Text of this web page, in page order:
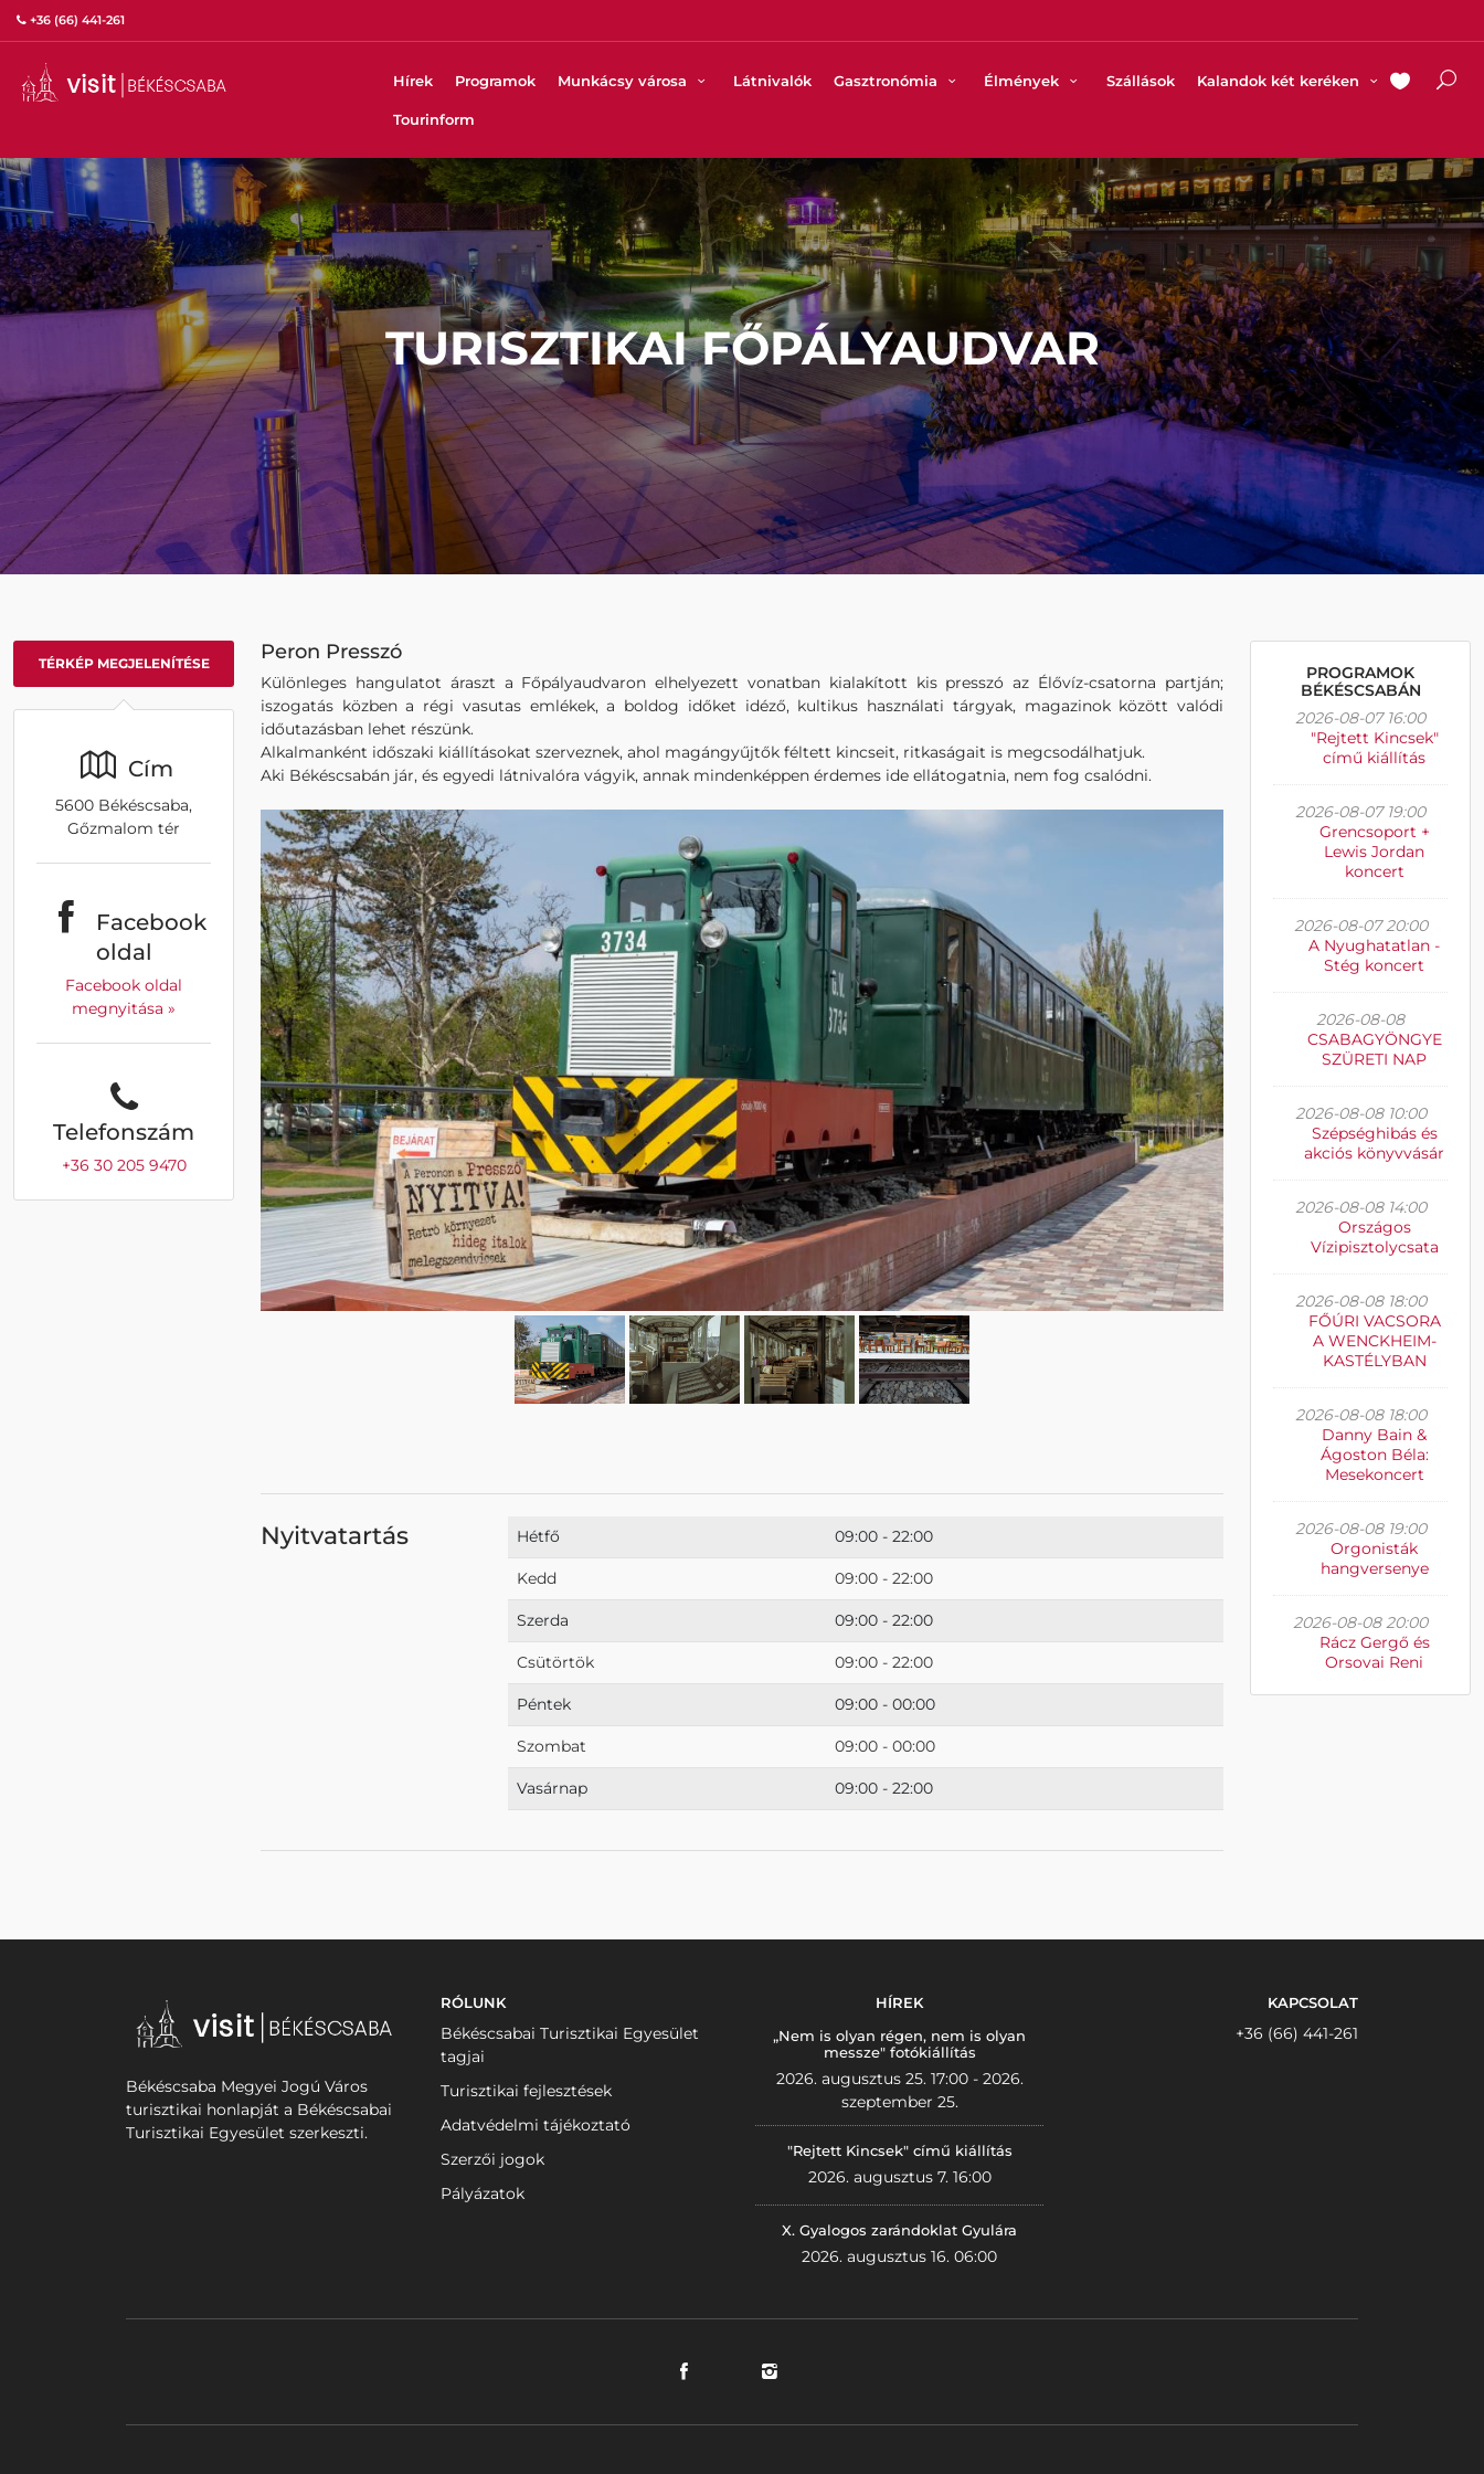
+36 (66) 441-261
Hírek Programok Munkácsy városa Látnivalók Gasztronómia Élmények Szállások Kalandok két keréken
Tourinform
TURISZTIKAI FŐPÁLYAUDVAR
TÉRKÉP MEGJELENÍTÉSE
Cím
5600 Békéscsaba,
Gőzmalom tér
Facebook
oldal
Facebook oldal
megnyitása »
Telefonszám
+36 30 205 9470
Peron Presszó
Különleges hangulatot áraszt a Főpályaudvaron elhelyezett vonatban kialakított kis presszó az Élővíz-csatorna partján;
iszogatás közben a régi vasutas emlékek, a boldog időket idéző, kultikus használati tárgyak, magazinok között valódi
időutazásban lehet részünk.
Alkalmanként időszaki kiállításokat szerveznek, ahol magángyűjtők féltett kincseit, ritkaságait is megcsodálhatjuk.
Aki Békéscsabán jár, és egyedi látnivalóra vágyik, annak mindenképpen érdemes ide ellátogatnia, nem fog csalódni.
Nyitvatartás Hétfő 09:00 - 22:00
Kedd 09:00 - 22:00
Szerda 09:00 - 22:00
Csütörtök 09:00 - 22:00
Péntek 09:00 - 00:00
Szombat 09:00 - 00:00
Vasárnap 09:00 - 22:00
PROGRAMOK
BÉKÉSCSABÁN
2026-08-07 16:00
"Rejtett Kincsek"
című kiállítás
2026-08-07 19:00
Grencsoport +
Lewis Jordan
koncert
2026-08-07 20:00
A Nyughatatlan -
Stég koncert
2026-08-08
CSABAGYÖNGYE
SZÜRETI NAP
2026-08-08 10:00
Szépséghibás és
akciós könyvvásár
2026-08-08 14:00
Országos
Vízipisztolycsata
2026-08-08 18:00
FŐÚRI VACSORA
A WENCKHEIM-
KASTÉLYBAN
2026-08-08 18:00
Danny Bain &
Ágoston Béla:
Mesekoncert
2026-08-08 19:00
Orgonisták
hangversenye
2026-08-08 20:00
Rácz Gergő és
Orsovai Reni
Békéscsaba Megyei Jogú Város
turisztikai honlapját a Békéscsabai
Turisztikai Egyesület szerkeszti.
RÓLUNK
Békéscsabai Turisztikai Egyesület
tagjai
Turisztikai fejlesztések
Adatvédelmi tájékoztató
Szerzői jogok
Pályázatok
HÍREK
„Nem is olyan régen, nem is olyan
messze" fotókiállítás
2026. augusztus 25. 17:00 - 2026.
szeptember 25.
"Rejtett Kincsek" című kiállítás
2026. augusztus 7. 16:00
X. Gyalogos zarándoklat Gyulára
2026. augusztus 16. 06:00
KAPCSOLAT
+36 (66) 441-261